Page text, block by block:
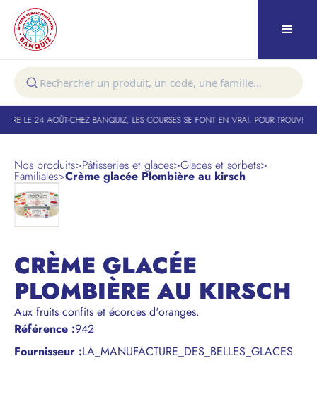
LE 24 AOÛT-CHEZ BANQUIZ, LES COURSES SE FONT EN VRAI. POUR TROUVER
Nos produits>Pâtisseries et glaces>Glaces et sorbets>
Familiales>Crème glacée Plombière au kirsch
CRÈME GLACÉE
PLOMBIÈRE AU KIRSCH
Aux fruits confits et écorces d'oranges.
Référence :942
Fournisseur :LA_MANUFACTURE_DES_BELLES_GLACES